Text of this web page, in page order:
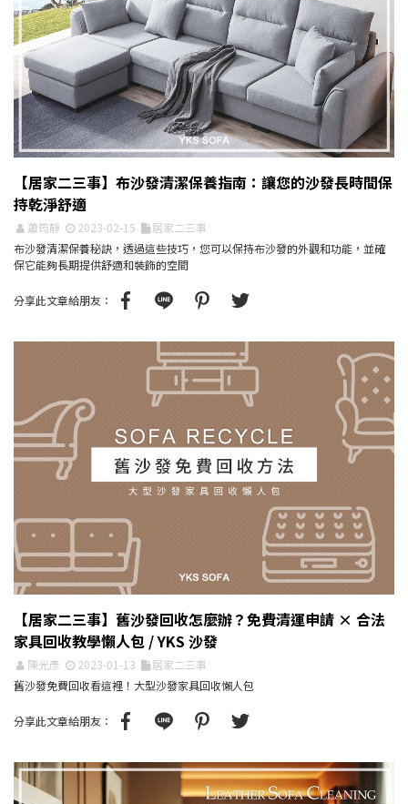
【居家二三事】布沙發清潔保養指南：讓您的沙發長時間保
持乾淨舒適
蕭筠靜 2023-02-15
居家二三事
布沙發清潔保養秘訣，透過這些技巧，您可以保持布沙發的外觀和功能，並確
保它能夠長期提供舒適和裝飾的空間
分享此文章給朋友：
【居家二三事】舊沙發回收怎麼辦？免費清運申請 × 合法
家具回收教學懶人包 / YKS 沙發
陳光彥 2023-01-13
居家二三事
舊沙發免費回收看這裡！大型沙發家具回收懶人包
分享此文章給朋友：